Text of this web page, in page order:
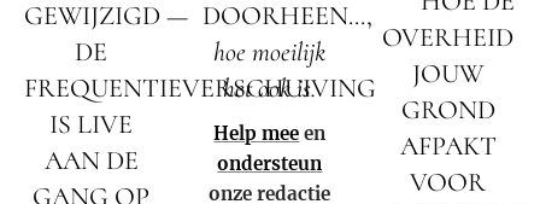
OVERHEID
JOUW
GROND
AFPAKT
VOOR
GEWIJZIGD —
DE
FREQUENTIEVERSCHUIVING
IS LIVE
AAN DE
GANG OP
DOORHEEN...,
hoe moeilijk
het ook is.
Help mee en
ondersteun
onze redactie